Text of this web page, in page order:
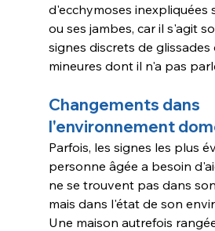
d'ecchymoses inexpliquées
ou ses jambes, car il s'agit
signes discrets de glissades
mineures dont il n'a pas
Changements dans
l'environnement
Parfois, les signes les plus
personne âgée a besoin
ne se trouvent pas dans
mais dans l'état de son
Une maison autrefois